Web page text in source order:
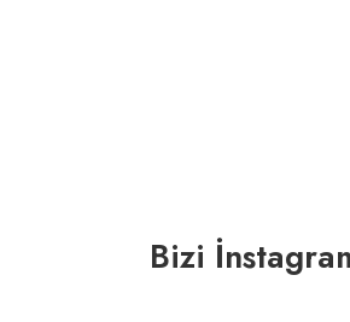
Bizi